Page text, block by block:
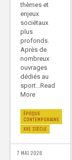
thèmes et
enjeux
sociétaux
plus
profonds.
Après de
nombreux
ouvrages
dédiés au
sport...Read
More
ÉPOQUE
CONTEMPORAINE
XXE SIÈCLE
7 MAI 2026